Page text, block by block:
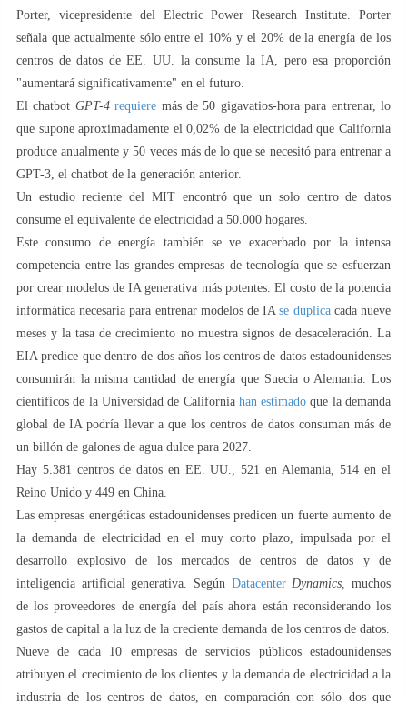
Porter, vicepresidente del Electric Power Research Institute. Porter
señala que actualmente sólo entre el 10% y el 20% de la energía de los
centros de datos de EE. UU. la consume la IA, pero esa proporción
"aumentará significativamente" en el futuro.
El chatbot GPT-4requiere más de 50 gigavatios-hora para entrenar, lo
que supone aproximadamente el 0,02% de la electricidad que California
produce anualmente y 50 veces más de lo que se necesitó para entrenar a
GPT-3, el chatbot de la generación anterior.
Un estudio reciente del MIT encontró que un solo centro de datos
consume el equivalente de electricidad a 50.000 hogares.
Este consumo de energía también se ve exacerbado por la intensa
competencia entre las grandes empresas de tecnología que se esfuerzan
por crear modelos de IA generativa más potentes. El costo de la potencia
informática necesaria para entrenar modelos de IAse duplicacada nueve
meses y la tasa de crecimiento no muestra signos de desaceleración. La
EIA predice que dentro de dos años los centros de datos estadounidenses
consumirán la misma cantidad de energía que Suecia o Alemania. Los
científicos de la Universidad de California han estimado que la demanda
global de IA podría llevar a que los centros de datos consuman más de
un billón de galones de agua dulce para 2027.
Hay 5.381 centros de datos en EE. UU., 521 en Alemania, 514 en el
Reino Unido y 449 en China.
Las empresas energéticas estadounidenses predicen un fuerte aumento de
la demanda de electricidad en el muy corto plazo, impulsada por el
desarrollo explosivo de los mercados de centros de datos y de
inteligencia artificial generativa. Según Datacenter Dynamics,
muchos
de los proveedores de energía del país ahora están reconsiderando los
gastos de capital a la luz de la creciente demanda de los centros de datos.
Nueve de cada 10 empresas de servicios públicos estadounidenses
atribuyen el crecimiento de los clientes y la demanda de electricidad a la
industria de los centros de datos, en comparación con sólo dos que